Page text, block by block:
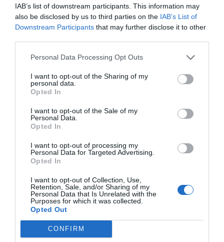
IAB’s list of downstream participants. This information may
also be disclosed by us to third parties on the IAB’s List of
Downstream Participants that may further disclose it to other
Personal Data Processing Opt Outs
I want to opt-out of the Sharing of my
personal data.
Opted In
I want to opt-out of the Sale of my
Personal Data.
Opted In
I want to opt-out of processing my
Personal Data for Targeted Advertising.
Opted In
I want to opt-out of Collection, Use,
Retention, Sale, and/or Sharing of my
Personal Data that Is Unrelated with the
Purposes for which it was collected.
Opted Out
CONFIRM
Mediapro
Publicidad
2Playbook Club